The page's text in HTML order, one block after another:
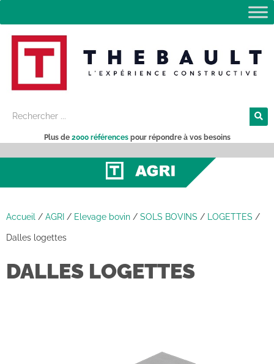
Plus de 2000 référencespour répondre à vos besoins
Accueil / AGRI / Elevage bovin / SOLS BOVINS / LOGETTES /
Dalles logettes
DALLES LOGETTES